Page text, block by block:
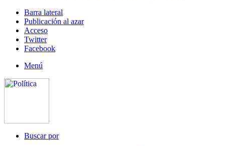
Barra lateral
Publicación al azar
Acceso
Twitter
Facebook
Menú
Buscar por